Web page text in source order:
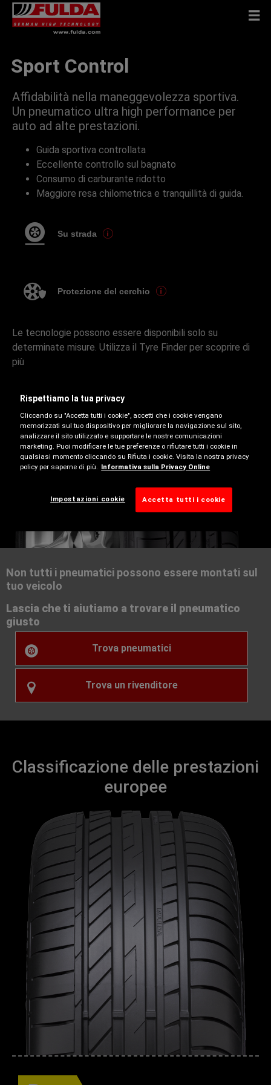
Sport Control
Affidabilità nella maneggevolezza sportiva.
Un pneumatico ultra high performance per
auto ad alte prestazioni.
Guida sportiva controllata
Eccellente controllo sul bagnato
Consumo di carburante ridotto
Maggiore resa chilometrica e tranquillità di guida.
Su strada
Protezione del cerchio
Le tecnologie possono essere disponibili solo su
determinate misure. Utilizza il Tyre Finder per scoprire di
più
Estate
Non tutti i pneumatici possono essere montati sul
tuo veicolo
Lascia che ti aiutiamo a trovare il pneumatico
giusto
Trova pneumatici
Trova un rivenditore
Classificazione delle prestazioni
europee
Rispettiamo la tua privacy
Cliccando su "Accetta tutti i cookie", accetti che i cookie vengano
memorizzati sul tuo dispositivo per migliorare la navigazione sul sito,
analizzare il sito utilizzato e supportare le nostre comunicazioni
marketing. Puoi modificare le tue preferenze o rifiutare tutti i cookie in
qualsiasi momento cliccando su Rifiuta i cookie. Visita la nostra privacy
policy per saperne di più. Informativa sulla Privacy Online
Impostazioni cookie Accetta tutti i cookie